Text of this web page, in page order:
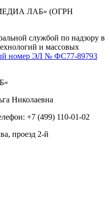
ЛАБ» (ОГРН
службой по надзору в
и массовых
номер ЭЛ № ФС77-89793
Николаевна
+7 (499) 110-01-02
проезд 2-й